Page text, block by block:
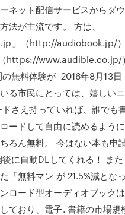
ネット配信サービスからダ
法が主流です。 方は、
」（http://audiobook.jp/）
https://www.audible.co.jp/
無料体験が 2016年8月13日
る市民にとっては、嬉しい
さえ持っていれば、誰でも
ードして自由に読めるよう
ろん無料。 今はない本も申
に自動DLしてくれる！ ま
「無料マン が 21.5%減とな
ロード型オーディオブック
ており、電子. 書籍の市場規